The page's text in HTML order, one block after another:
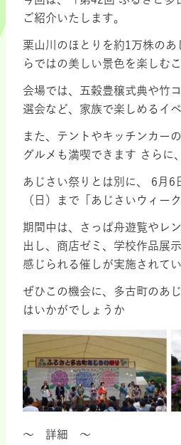
ご紹介いたします。
栗山川のほとりを約1万株のあ
らではの美しい景色を楽しむ
会場では、五穀豊穣式典や竹
選会など、家族で楽しめるイ
また、テントやキッチンカー
グルメも満喫できます さらに、
あじさい祭りとは別に、 6月6
（日）まで「あじさいウィー
期間中は、さっぱ舟遊覧やレ
出し、商店ゼミ、学校作品展
感じられる催しが実施されてい
ぜひこの機会に、多古町のあ
はいかがでしょうか
～ 詳細 ～